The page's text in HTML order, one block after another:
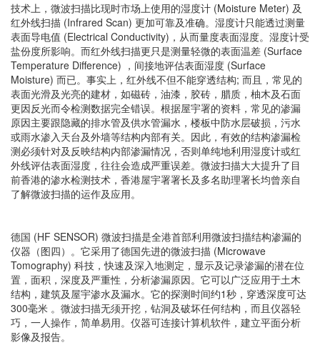
技术上，微波扫描比现时市场上使用的湿度计 (Moisture Meter) 及
红外线扫描 (Infrared Scan) 更加可靠及准确。湿度计只能透过测量
表面导电值 (Electrical Conductivity)，从而量度表面湿度。湿度计受
盐份度所影响。而红外线扫描更只是测量轻微的表面温差 (Surface
Temperature Difference) ，间接地评估表面湿度 (Surface
Moisture) 而已。事实上，红外线不但不能穿透结构; 而且，常见的
表面光滑及光亮的建材，如磁砖，油漆，胶砖，腊质，柚木及石面
更因反光而令检测数据完全错误。根据屋宇署的资料，常见的渗漏
原因主要跟隐藏的排水管及供水管漏水，楼板中防水层破损，污水
或雨水渗入天台及外墙等结构内部有关。因此，有效的结构渗漏检
测必须针对及反映结构内部渗漏情况，否则单纯地利用湿度计或红
外线评估表面湿度，往往会造成严重误差。微波扫描大大提升了目
前香港的渗水检测技术，香港屋宇署署长及多名助理署长均曾亲自
了解微波扫描的运作及应用。
德国 (HF SENSOR) 微波扫描是全港首部利用微波扫描结构渗漏的
仪器（图四）。它采用了德国先进的微波扫描 (Microwave
Tomography) 科技，快速及深入地测定，显示及记录渗漏的潜在位
置，面积，深度及严重性，分析渗漏原因。它可以广泛应用于土木
结构，建筑及屋宇渗水及漏水。它的探测时间约1秒，穿透深度可达
300毫米 。微波扫描无须开挖，钻洞及破坏任何结构，而且仪器轻
巧，一人操作，简单易用。仪器可连接计算机软件，建立平面分析
影像及报告。